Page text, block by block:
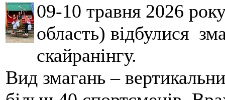
09-10 травня 2026
область) відбулися
скайранінгу.
Вид змагань –